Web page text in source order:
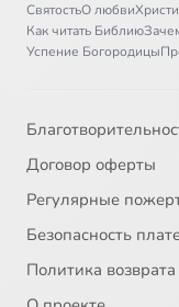
СвятостьО любви
Как читать Библию
Успение Богородицы
Договор оферты
Регулярные
Безопасность
Политика возврата